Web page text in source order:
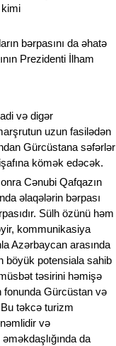
bərpasını da əhatə
Prezidenti İlham
və digər
uzun fasilədən
Gürcüstana səfərlər
kömək edəcək.
Cənubi Qafqazın
əlaqələrin bərpası
Sülh özünü həm
kommunikasiya
Azərbaycan arasında
böyük potensiala sahib
təsirini həmişə
fonunda Gürcüstan və
təkcə turizm
və
da